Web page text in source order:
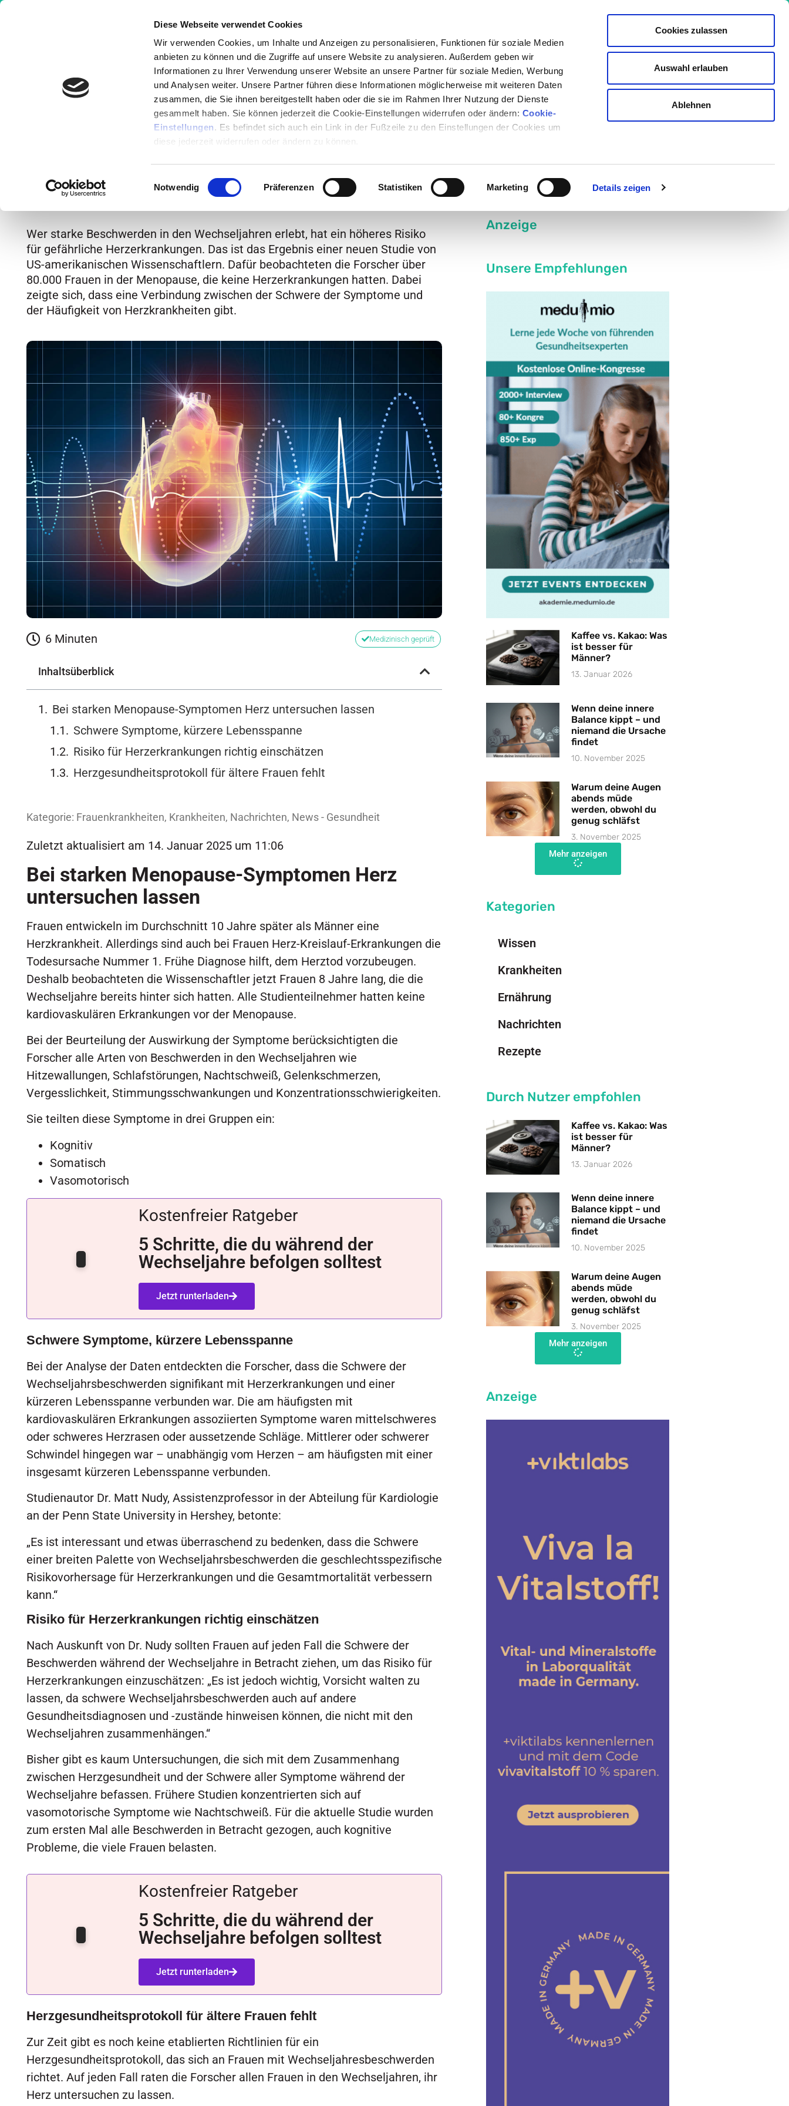
Diese Webseite verwendet Cookies
Wir verwenden Cookies, um Inhalte und Anzeigen zu personalisieren, Funktionen für soziale Medien
anbieten zu können und die Zugriffe auf unsere Website zu analysieren. Außerdem geben wir
Informationen zu Ihrer Verwendung unserer Website an unsere Partner für soziale Medien, Werbung
und Analysen weiter. Unsere Partner führen diese Informationen möglicherweise mit weiteren Daten
zusammen, die Sie ihnen bereitgestellt haben oder die sie im Rahmen Ihrer Nutzung der Dienste
gesammelt haben. Sie können jederzeit die Cookie-Einstellungen widerrufen oder ändern: Cookie-
Einstellungen. Es befindet sich auch ein Link in der Fußzeile zu den Einstellungen der Cookies um
diese jederzeit widerrufen oder ändern zu können.
Einwilligungsauswahl
Notwendig Präferenzen Statistiken Marketing Details zeigen
Cookies zulassen
Auswahl erlauben
Ablehnen
Wissen Ernährung Krankheiten Nachrichten Rezepte Events Medumio Akademie
Frauenkrankheiten»Hitzewallungen drücken aufs Herz
Hitzewallungen drücken aufs
Herz
Wer starke Beschwerden in den Wechseljahren erlebt, hat ein höheres Risiko
für gefährliche Herzerkrankungen. Das ist das Ergebnis einer neuen Studie von
US-amerikanischen Wissenschaftlern. Dafür beobachteten die Forscher über
80.000 Frauen in der Menopause, die keine Herzerkrankungen hatten. Dabei
zeigte sich, dass eine Verbindung zwischen der Schwere der Symptome und
der Häufigkeit von Herzkrankheiten gibt.
6 Minuten Medizinisch geprüft
Inhaltsüberblick
Bei starken Menopause-Symptomen Herz untersuchen lassen
Schwere Symptome, kürzere Lebensspanne
Risiko für Herzerkrankungen richtig einschätzen
Herzgesundheitsprotokoll für ältere Frauen fehlt
Kategorie: Frauenkrankheiten, Krankheiten, Nachrichten, News - Gesundheit
Zuletzt aktualisiert am 14. Januar 2025 um 11:06
Bei starken Menopause-Symptomen Herz
untersuchen lassen
Frauen entwickeln im Durchschnitt 10 Jahre später als Männer eine
Herzkrankheit. Allerdings sind auch bei Frauen Herz-Kreislauf-Erkrankungen die
Todesursache Nummer 1. Frühe Diagnose hilft, dem Herztod vorzubeugen.
Deshalb beobachteten die Wissenschaftler jetzt Frauen 8 Jahre lang, die die
Wechseljahre bereits hinter sich hatten. Alle Studienteilnehmer hatten keine
kardiovaskulären Erkrankungen vor der Menopause.
Bei der Beurteilung der Auswirkung der Symptome berücksichtigten die
Forscher alle Arten von Beschwerden in den Wechseljahren wie
Hitzewallungen, Schlafstörungen, Nachtschweiß, Gelenkschmerzen,
Vergesslichkeit, Stimmungsschwankungen und Konzentrationsschwierigkeiten.
Sie teilten diese Symptome in drei Gruppen ein:
Kognitiv
Somatisch
Vasomotorisch
Kostenfreier Ratgeber
5 Schritte, die du während der
Wechseljahre befolgen solltest
Jetzt runterladen
Schwere Symptome, kürzere Lebensspanne
Bei der Analyse der Daten entdeckten die Forscher, dass die Schwere der
Wechseljahrsbeschwerden signifikant mit Herzerkrankungen und einer
kürzeren Lebensspanne verbunden war. Die am häufigsten mit
kardiovaskulären Erkrankungen assoziierten Symptome waren mittelschweres
oder schweres Herzrasen oder aussetzende Schläge. Mittlerer oder schwerer
Schwindel hingegen war – unabhängig vom Herzen – am häufigsten mit einer
insgesamt kürzeren Lebensspanne verbunden.
Studienautor Dr. Matt Nudy, Assistenzprofessor in der Abteilung für Kardiologie
an der Penn State University in Hershey, betonte:
„Es ist interessant und etwas überraschend zu bedenken, dass die Schwere
einer breiten Palette von Wechseljahrsbeschwerden die geschlechtsspezifische
Risikovorhersage für Herzerkrankungen und die Gesamtmortalität verbessern
kann.“
Risiko für Herzerkrankungen richtig einschätzen
Nach Auskunft von Dr. Nudy sollten Frauen auf jeden Fall die Schwere der
Beschwerden während der Wechseljahre in Betracht ziehen, um das Risiko für
Herzerkrankungen einzuschätzen: „Es ist jedoch wichtig, Vorsicht walten zu
lassen, da schwere Wechseljahrsbeschwerden auch auf andere
Gesundheitsdiagnosen und -zustände hinweisen können, die nicht mit den
Wechseljahren zusammenhängen.“
Bisher gibt es kaum Untersuchungen, die sich mit dem Zusammenhang
zwischen Herzgesundheit und der Schwere aller Symptome während der
Wechseljahre befassen. Frühere Studien konzentrierten sich auf
vasomotorische Symptome wie Nachtschweiß. Für die aktuelle Studie wurden
zum ersten Mal alle Beschwerden in Betracht gezogen, auch kognitive
Probleme, die viele Frauen belasten.
Kostenfreier Ratgeber
5 Schritte, die du während der
Wechseljahre befolgen solltest
Jetzt runterladen
Herzgesundheitsprotokoll für ältere Frauen fehlt
Zur Zeit gibt es noch keine etablierten Richtlinien für ein
Herzgesundheitsprotokoll, das sich an Frauen mit Wechseljahresbeschwerden
richtet. Auf jeden Fall raten die Forscher allen Frauen in den Wechseljahren, ihr
Herz untersuchen zu lassen.
Medizinisch überprüft von:
Saskia Bauhausen
Anzeige
Unsere Empfehlungen
Kaffee vs. Kakao: Was
ist besser für
Männer?
13. Januar 2026
Wenn deine innere
Balance kippt – und
niemand die Ursache
findet
10. November 2025
Warum deine Augen
abends müde
werden, obwohl du
genug schläfst
3. November 2025
Mehr anzeigen
Kategorien
Wissen
Krankheiten
Ernährung
Nachrichten
Rezepte
Durch Nutzer empfohlen
Kaffee vs. Kakao: Was
ist besser für
Männer?
13. Januar 2026
Wenn deine innere
Balance kippt – und
niemand die Ursache
findet
10. November 2025
Warum deine Augen
abends müde
werden, obwohl du
genug schläfst
3. November 2025
Mehr anzeigen
Anzeige